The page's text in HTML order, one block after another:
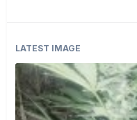
LATEST IMAGE